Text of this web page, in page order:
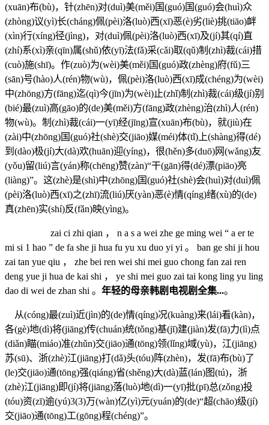
(xuān)布(bù)，针(zhēn)对(duì)美(měi)国(guó)国(guó)会(huì)众
(zhòng)议(yì)长(cháng)佩(pèi)洛(luò)西(xī)恶(è)劣(liè)挑(tiāo)衅
(xìn)行(xíng)径(jìng)，对(duì)佩(pèi)洛(luò)西(xī)及(jí)其(qí)直
(zhí)系(xì)亲(qīn)属(shǔ)依(yī)法(fǎ)采(cǎi)取(qǔ)制(zhì)裁(cái)措
(cuò)施(shī)。作(zuò)为(wèi)美(měi)国(guó)政(zhèng)府(fǔ)三
(sān)号(hào)人(rén)物(wù)，佩(pèi)洛(luò)西(xī)成(chéng)为(wèi)
中(zhōng)方(fāng)迄(qì)今(jīn)为(wèi)止(zhǐ)制(zhì)裁(cái)级(jí)别
(bié)最(zuì)高(gāo)的(de)美(měi)方(fāng)政(zhèng)治(zhì)人(rén)
物(wù)。制(zhì)裁(cái)一(yī)经(jīng)宣(xuān)布(bù)，就(jiù)在
(zài)中(zhōng)国(guó)社(shè)交(jiāo)媒(méi)体(tǐ)上(shàng)得(dé)
到(dào)极(jí)大(dà)欢(huān)迎(yíng)，很(hěn)多(duō)网(wǎng)友
(yǒu)留(liú)言(yán)称(chēng)赞(zàn)“干(gān)得(dé)漂(piāo)亮
(liàng)”。这(zhè)是(shì)中(zhōng)国(guó)社(shè)会(huì)对(duì)佩
(pèi)洛(luò)西(xī)之(zhī)流(liú)厌(yàn)恶(è)情(qíng)绪(xù)的(de)
真(zhēn)实(shí)反(fǎn)映(yìng)。
‍ zai ci zhi qian ， n a s a wei zhe ge ming wei “ a er te
mi si 1 hao ” de fa she ji hua fu yu xu duo yi yi 。 ban ge shi ji hou
zai tan yue qiu ， zhe bei ren wei shi mei guo chong fan zai ren
deng yue ji hua de kai shi ， ye shi mei guo zai tai kong ling yu ling
dao di wei de zhan shi 。 年轻的母亲韩剧电视剧全集...。
从(cóng)最(zuì)近(jìn)的(de)情(qíng)况(kuàng)来(lái)看(kàn)，
各(gè)地(dì)将(jiāng)传(chuán)统(tǒng)基(jī)建(jiàn)发(fā)力(lì)点
(diǎn)瞄(miáo)准(zhǔn)交(jiāo)通(tōng)领(lǐng)域(yù)，江(jiāng)
苏(sū)、浙(zhè)江(jiāng)打(dǎ)头(tóu)阵(zhèn)，发(fā)布(bù)了
(le)交(jiāo)通(tōng)强(qiáng)省(shěng)大(dà)蓝(lán)图(tú)，浙
(zhè)江(jiāng)即(jí)将(jiāng)落(luò)地(dì)一(yī)批(pī)总(zǒng)投
(tóu)资(zī)逾(yú)3(3)万(wàn)亿(yì)元(yuán)的(de)“超(chāo)级(jí)
交(jiāo)通(tōng)工(gōng)程(chéng)”。